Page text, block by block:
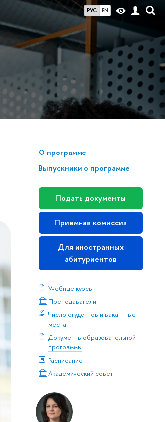
РУС EN
О программе
Выпускники о программе
Подать документы
Приемная комиссия
Для иностранных
абитуриентов
Учебные курсы
Преподаватели
Число студентов и вакантные
места
Документы образовательной
программы
Расписание
Академический совет